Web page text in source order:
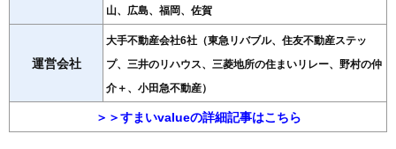
山、広島、福岡、佐賀
運営会社
大手不動産会社6社（東急リバブル、住友不動産ステッ
プ、三井のリハウス、三菱地所の住まいリレー、野村の仲
介＋、小田急不動産）
＞＞すまいvalueの詳細記事はこちら